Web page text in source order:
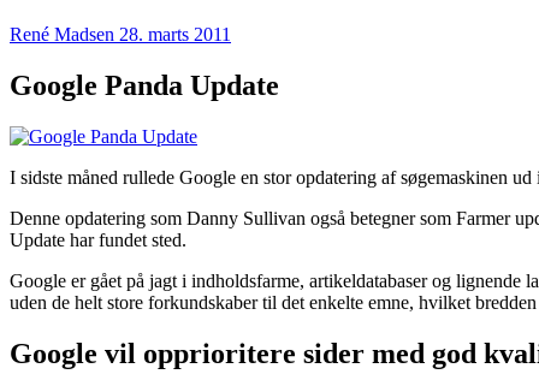
René Madsen 28. marts 2011
Google Panda Update
I sidste måned rullede Google en stor opdatering af søgemaskinen
Denne opdatering som Danny Sullivan også betegner som Farmer
Update har fundet sted.
Google er gået på jagt i indholdsfarme, artikeldatabaser og
uden de helt store forkundskaber til det enkelte emne, hvilket
Google vil opprioritere sider med god